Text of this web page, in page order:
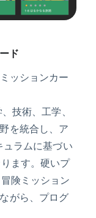
ド
ッションカー
技術、工学、
を統合し、ア
ュラムに基づい
ます。硬いプ
険ミッション
がら、プログ